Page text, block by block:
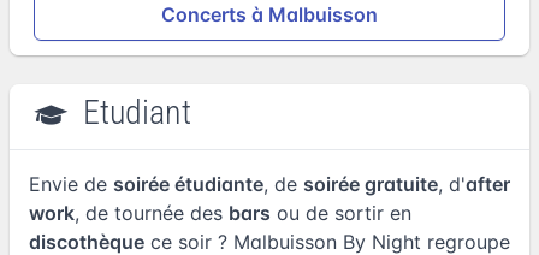
Concerts à Malbuisson
Etudiant
Envie de soirée étudiante, de soirée gratuite, d'after
work, de tournée des bars ou de sortir en
discothèque ce soir ? Malbuisson By Night regroupe